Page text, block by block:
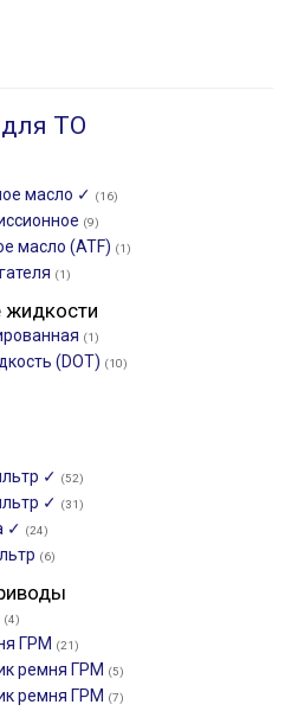
для ТО
масло ✓ (16)
(9)
масло (ATF) (1)
(1)
жидкости
(1)
(DOT) (10)
✓ (52)
✓ (31)
✓ (24)
(6)
(4)
ГРМ (21)
ремня ГРМ (5)
ремня ГРМ (7)